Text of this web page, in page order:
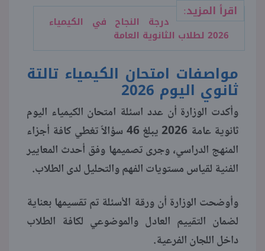
اقرأ المزيد:
درجة النجاح في الكيمياء
2026 لطلاب الثانوية العامة
مواصفات امتحان الكيمياء تالتة
ثانوي اليوم 2026
وأكدت الوزارة أن عدد اسئلة امتحان الكيمياء اليوم
ثانوية عامة 2026 يبلغ 46 سؤالاً تغطي كافة أجزاء
المنهج الدراسي، وجرى تصميمها وفق أحدث المعايير
الفنية لقياس مستويات الفهم والتحليل لدى الطلاب.
وأوضحت الوزارة أن ورقة الأسئلة تم تقسيمها بعناية
لضمان التقييم العادل والموضوعي لكافة الطلاب
داخل اللجان الفرعية.